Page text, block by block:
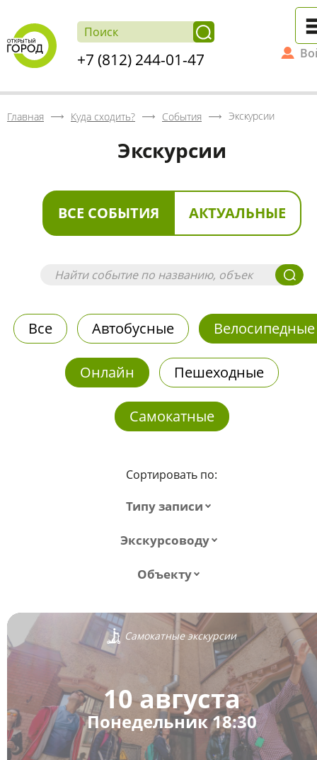
+7 (812) 244-01-47
Главная Куда сходить? События Экскурсии
Экскурсии
ВСЕ СОБЫТИЯ АКТУАЛЬНЫЕ
Все Автобусные Велосипедные
Онлайн Пешеходные
Самокатные
Сортировать по:
Типу записи
Экскурсоводу
Объекту
Самокатные экскурсии
10 августа
Понедельник 18:30